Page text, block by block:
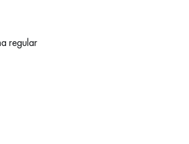
regular